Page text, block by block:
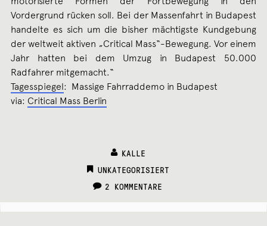
Vordergrund rücken soll. Bei der Massenfahrt in Budapest
handelte es sich um die bisher mächtigste Kundgebung
der weltweit aktiven „Critical Mass“-Bewegung. Vor einem
Jahr hatten bei dem Umzug in Budapest 50.000
Radfahrer mitgemacht.“
Tagesspiegel: Massige Fahrraddemo in Budapest
via: Critical Mass Berlin
KALLE
CATEGORIES:
UNKATEGORISIERT
2 KOMMENTARE